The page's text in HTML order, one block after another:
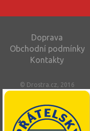
Doprava
Obchodní podmínky
Kontakty
© Drostra.cz, 2016